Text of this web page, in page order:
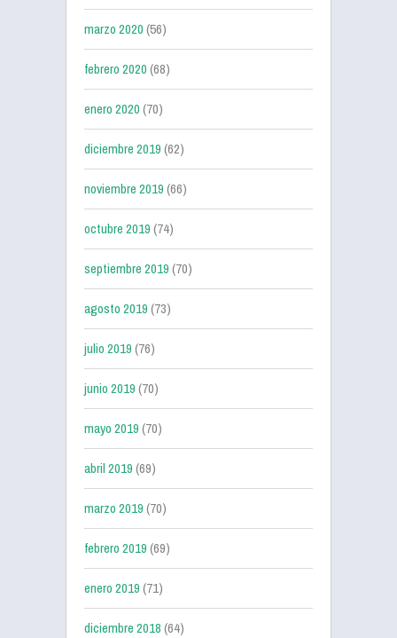
marzo 2020(56)
febrero 2020(68)
enero 2020(70)
diciembre 2019(62)
noviembre 2019(66)
octubre 2019(74)
septiembre 2019(70)
agosto 2019(73)
julio 2019(76)
junio 2019(70)
mayo 2019(70)
abril 2019(69)
marzo 2019(70)
febrero 2019(69)
enero 2019(71)
diciembre 2018(64)